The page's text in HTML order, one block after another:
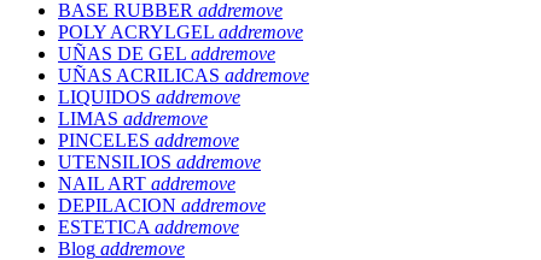
BASE RUBBER addremove
POLY ACRYLGEL addremove
UÑAS DE GEL addremove
UÑAS ACRILICAS addremove
LIQUIDOS addremove
LIMAS addremove
PINCELES addremove
UTENSILIOS addremove
NAIL ART addremove
DEPILACION addremove
ESTETICA addremove
Blog addremove